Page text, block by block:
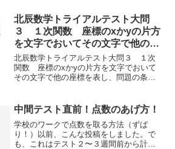
３年かけて遅れを取り戻すって。。。ち
ゃんと授業できないって認め...
北辰数学トライアルテスト大問
３ １次関数 座標のxかyの片方
を文字でおいてその文字で他の座
標を表し、問題の条件から方程式
を立ててとくタイプの問題【リア
ルゼミ】（学校じゃ教えてくれな
北辰数学トライアルテスト大問３ １次
関数 座標のxかyの片方を文字でおいて
その文字で他の座標を表し、問題の条件
題です。受験に必要なテクニックの一つ
です。
中間テスト直前！点数のあげ方！
学校のワークで点数を取る方法（ずば
り！）以前、こんな投稿をしました。で
も、これはテスト２〜３週間前から計画